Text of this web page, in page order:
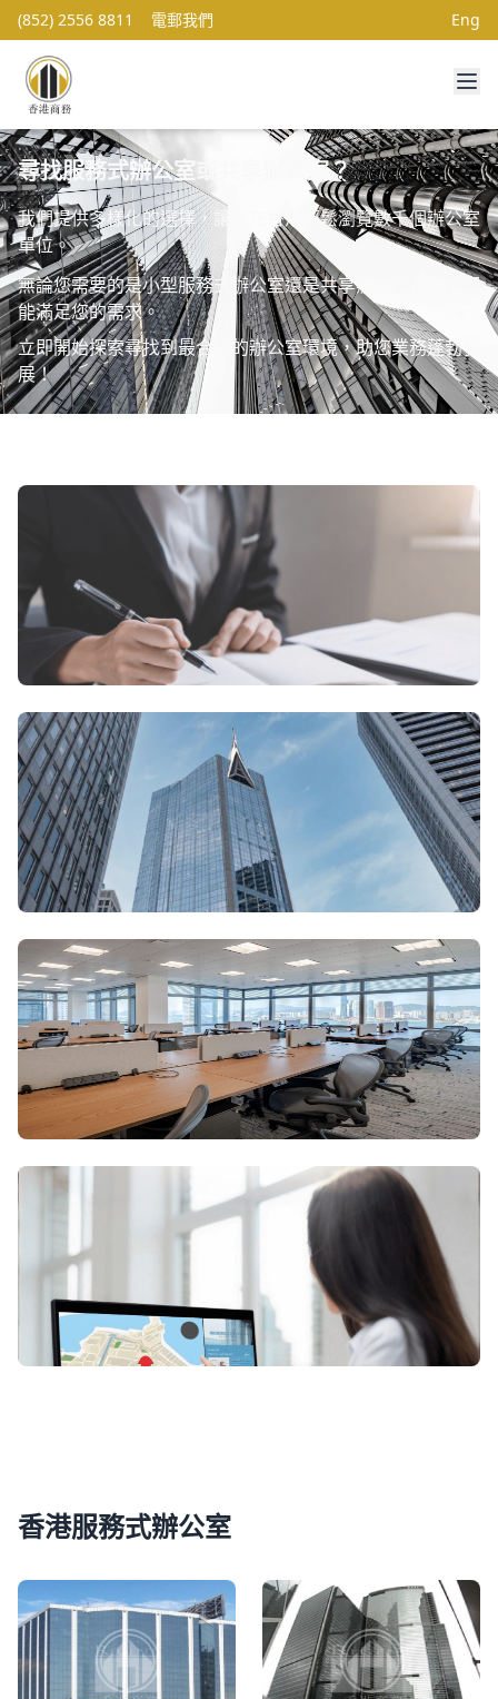
(852) 2556 8811 電郵我們 Eng
尋找服務式辦公室或共享辦公室？
我們提供多樣化的選擇，讓您在香港輕鬆瀏覽數千個辦公室
單位。
無論您需要的是小型服務式辦公室還是共享辦公室，我們都
能滿足您的需求。
立即開始探索尋找到最合適的辦公室環境，助您業務蓬勃發
展！
會計及稅務
專業的會計及稅務服務能幫助企業精確管理財務，減輕稅務負
擔。
依據最新法規，為您提供量身定制的解決方案，助您實現財務
增————--———長。
成立香港公司
用我們的專業經驗
助你快速展開業務
服務式辦公室
服務式辦公室提供靈活的工作空間，
配備專業設施和高效支援，助您專注業務發展。無論短期租用
或長期租用，都能滿足您的商業需求。
虛擬辦公室
讓您的企業擁有專業的商業地址和電話接聽，
提升品牌形象，增強客戶信任。靈活應對現代商業工作模式，
適合創業和自由職業者中。
香港服務式辦公室